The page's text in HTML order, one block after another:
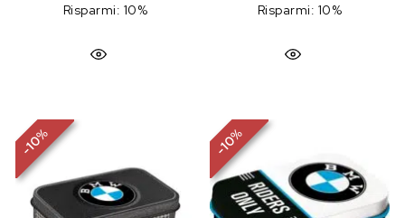
Risparmi: 10% Risparmi: 10%
-
10
%
-
10
%